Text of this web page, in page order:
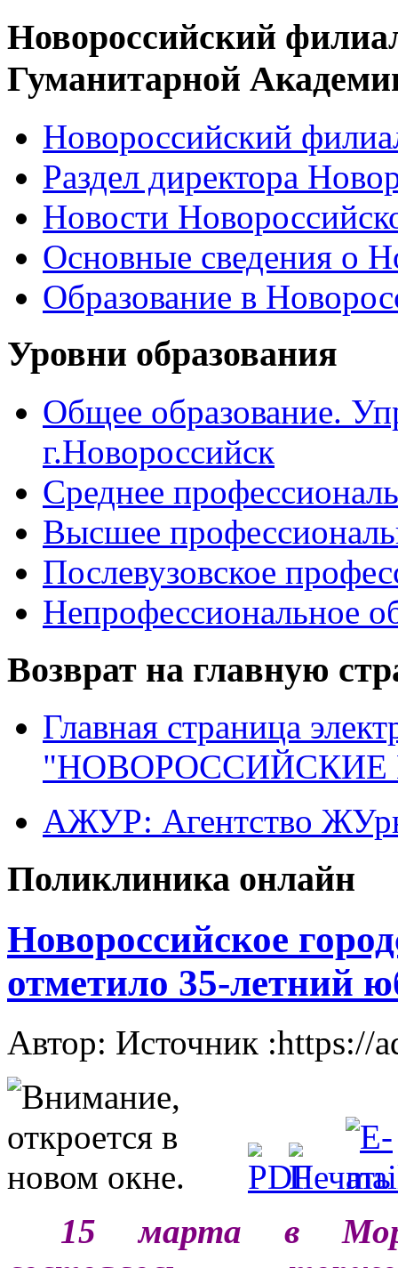
Новороссийский
Гуманитарной
Новороссийский
Раздел директора
Новости
Основные сведения о
Образование в
Уровни образования
Общее образование.
г.Новороссийск
Среднее
Высшее
Послевузовское
Непрофессиональное
Возврат на главную
Главная страница
"НОВОРОССИЙСКИЕ
АЖУР: Агентство
Поликлиника онлайн
Новороссийское
отметило 35-летний
Автор: Источник :https://
15 марта в